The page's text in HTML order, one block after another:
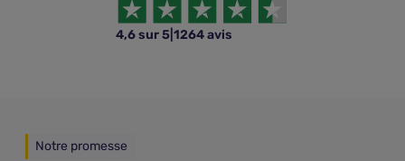
4,6 sur 5 1264 avis
Notre promesse